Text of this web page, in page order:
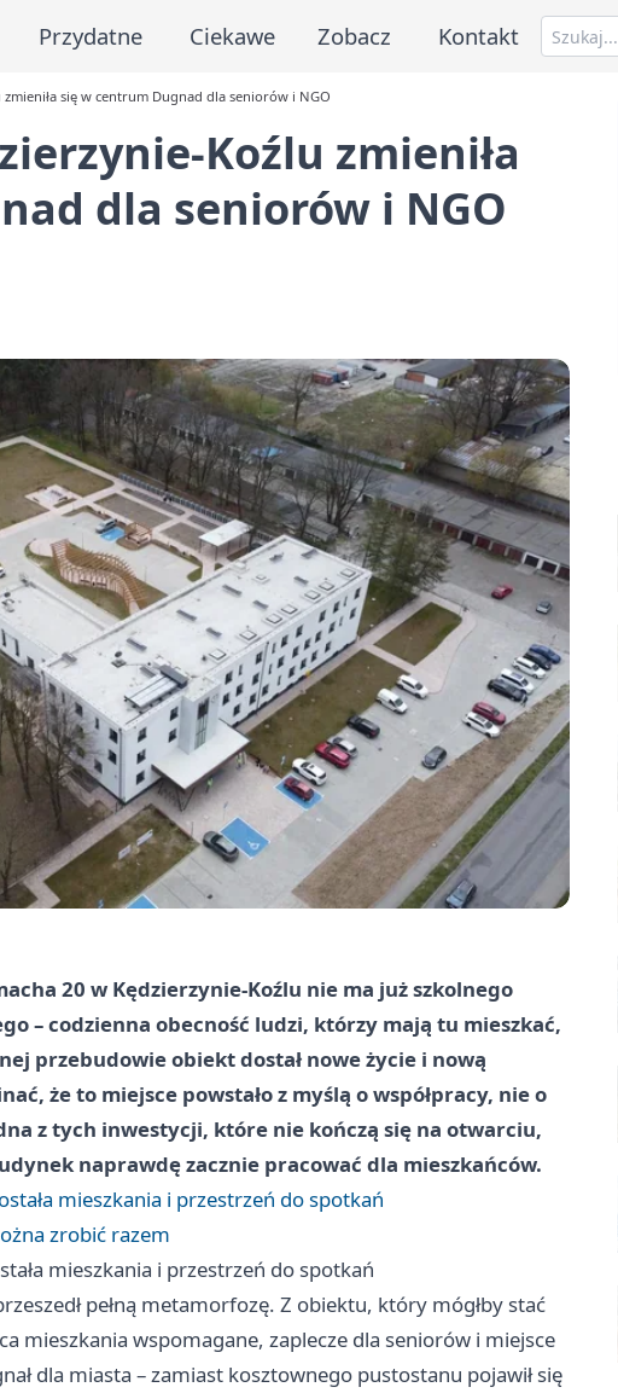
Przydatne Ciekawe Zobacz Kontakt
zmieniła się w centrum Dugnad dla seniorów i NGO
Koźlu zmieniła
dla seniorów i NGO
20 w Kędzierzynie-Koźlu nie ma już szkolnego
– codzienna obecność ludzi, którzy mają tu mieszkać,
przebudowie obiekt dostał nowe życie i nową
że to miejsce powstało z myślą o współpracy, nie o
z tych inwestycji, które nie kończą się na otwarciu,
naprawdę zacznie pracować dla mieszkańców.
mieszkania i przestrzeń do spotkań
zrobić razem
mieszkania i przestrzeń do spotkań
pełną metamorfozę. Z obiektu, który mógłby stać
mieszkania wspomagane, zaplecze dla seniorów i miejsce
dla miasta – zamiast kosztownego pustostanu pojawił się